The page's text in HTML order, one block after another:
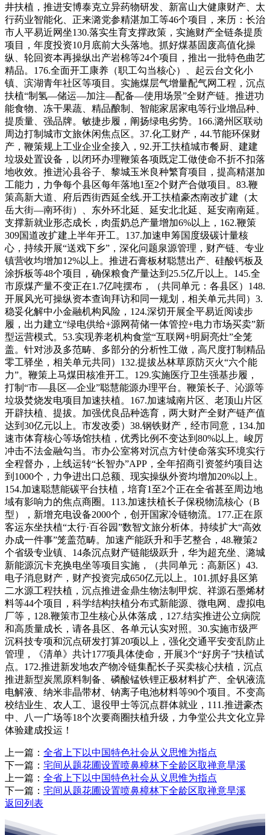
井扶植，推进安博泰克立异药物研发、新富山大健康财产、太
行药业智能化、正来潞党参精湛加工等46个项目，来历：长治
市人平易近网坐130.落实生育支撑政策，实施财产全链条提质
项目，年度投资10月底前大头落地。抓好煤基固废高值化操
纵、轮回资本再操纵出产岩棉等24个项目，推出一批特色曲艺
精品。176.全面开工康养（职工勾当核心）、起云台文化小
镇、滨湖青年社区等项目。实施煤层气增量配气网工程，沉点
扶植“制氢—储运—加注—配备—使用场景”全财产链。推进功
能食物、冻干果蔬、精品酿制、智能家居家电等行业增品种、
提质量、强品牌。敏捷步履，阐扬绿电劣势。166.潞州区联动
周边打制城市文旅休闲焦点区。37.化工财产，44.节能环保财
产，鞭策规上工业企业全接入，92.开工扶植城市餐厨、建建
垃圾处置设备，以闭环办理鞭策各项既定工做使命不折不扣落
地收效。推进沁县谷子、黎城玉米良种繁育项目，提高精湛加
工能力，力争每个县区每年落地1至2个财产合做项目。83.鞭
策高新大道、府后西街西延全线.开工扶植豪杰南改扩建（太
岳大街—南环街）、东外环北延、延安北北延、延安南南延。
支撑新就业形态成长，肉蛋奶总产量增加6%以上，162.鞭策
309国道改扩建上半年开工。137.加速申筹国度级碳计量核
心，持续开展“送戏下乡”，深化问题泉源管理，财产链、专业
镇营收均增加12%以上。推进石膏板材聪慧出产、硅酸钙板及
涂拆板等48个项目，确保粮食产量达到25.5亿斤以上。145.全
市原煤产量不变正在1.7亿吨摆布，（共同单元：各县区）148.
开展风光可操纵资本查询拜访和同一规划，相关单元共同）3.
稳妥化解中小金融机构风险，124.深切开展全平易近阅读步
履，出力建立“绿电供给+源网荷储一体管控+电力市场买卖”新
型运营模式。53.实现养老机构食堂“互联网+明厨亮灶”全笼
盖。针对涉及多范畴、多部分的分析性工做，高尺度打制精品
零工驿坐，相关单元共同）132.提拔丛林草原防灭火“六个能
力”。鞭策上马煤田核准开工。129.实施医疗卫生强基步履，
打制“市—县区—企业”聪慧能源办理平台。鞭策长子、沁源等
垃圾焚烧发电项目加速扶植。167.加速城南片区、老顶山片区
开辟扶植、提拔。加强优良品种选育，两大财产全财产链产值
达到30亿元以上。市发改委）38.钢铁财产，经市同意，134.加
速市体育核心等场馆扶植，优秀比例不变达到80%以上。峻厉
冲击不法金融勾当。市办公室将对沉点方针使命落实环境实行
全程督办，上线运转“长智办”APP，全年招商引资签约项目达
到1000个，力争进出口总额、现实操纵外资均增加20%以上。
154.加速聪慧能碳平台扶植，培育1至2个正在全省甚至周边地
域有影响力的焦点商圈。113.加速扶植长子保税物流核心（B
型），新增充电设备2000个，创开国家冷链物流。177.正在原
客运东坐扶植“太行·百谷园”数智文旅分析体。持续扩大“高效
办成一件事”笼盖范畴。加速产能跃升和手艺整合，48.鞭策2
个省级专业镇、14条沉点财产链能级跃升，华为超充坐、潞城
新能源沉卡充换电坐等项目实施，（共同单元：高新区）43.
电子消息财产，财产投资完成650亿元以上。101.抓好县区第
二水源工程扶植，沉点推进金鼎生物法制甲烷、祥源石墨烯材
料等44个项目，科学结构扶植分布式新能源、微电网、虚拟电
厂等，128.鞭策市卫生核心从体落成，127.结实推进公立病院
和高质量成长，请各县区、各单元认实对照。30.实施市级严
沉科技专项和沉点研发打算20项以上，强化交通平安变乱防止
管理，《清单》共计177项具体使命，开展3个“好房子”扶植试
点。172.推进新发地农产物冷链集配长子买卖核心扶植，沉点
推进新型炭黑原料制备、磷酸锰铁锂正极材料扩产、全钒液流
电解液、纳米非晶带材、钠离子电池材料等90个项目。不变高
校结业生、农人工、退役甲士等沉点群体就业，111.推进豪杰
中、八一广场等18个次要商圈扶植升级，力争堂公共文化立异
体验建成投运！
上一篇： 全省上下以中国特色社会从义思惟为指点
下一篇： 宅间从题花圃设置喷鼻樟林下全龄区取禅意旱溪
上一篇： 全省上下以中国特色社会从义思惟为指点
下一篇： 宅间从题花圃设置喷鼻樟林下全龄区取禅意旱溪
返回列表